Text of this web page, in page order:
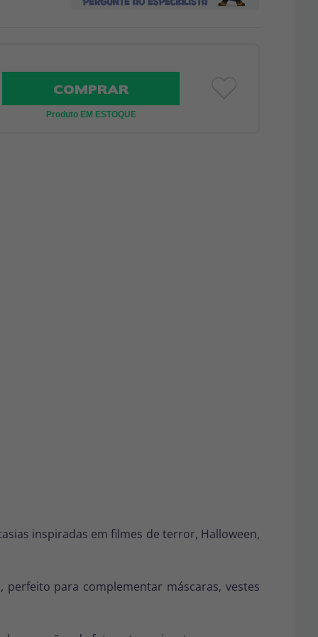
COMPRAR
Produto EM ESTOQUE
inspiradas em filmes de terror, Halloween,
para complementar máscaras, vestes